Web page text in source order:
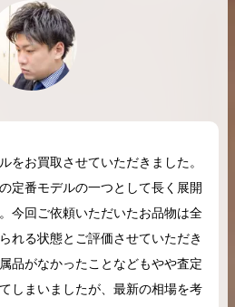
ンの買取価格や
ケリー相場解
をお買取させていただきました。
定番モデルの一つとして長く展開
今回ご依頼いただいたお品物は全
れる状態とご評価させていただき
品がなかったことなどもやや査定
しまいましたが、最新の相場を考